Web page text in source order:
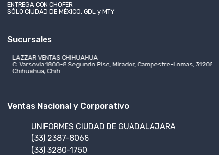
ENTREGA CON CHOFER
SÓLO CIUDAD DE MÉXICO, GDL y MTY
Sucursales
LAZZAR VENTAS CHIHUAHUA
C. Varsovia 1800-8 Segundo Piso, Mirador, Campestre-Lomas, 31205
Chihuahua, Chih.
Ventas Nacional y Corporativo
UNIFORMES CIUDAD DE GUADALAJARA
(33) 2387-8068
(33) 3280-1750